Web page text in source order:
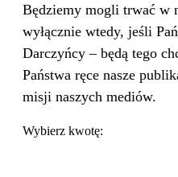
Będziemy mogli trwać w
wyłącznie wtedy, jeśli
Darczyńcy – będą tego
Państwa ręce nasze
misji naszych mediów.
Wybierz kwotę: